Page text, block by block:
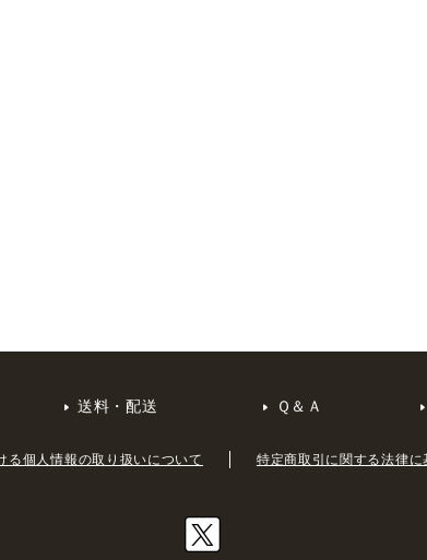
送料・配送 Ｑ＆Ａ
る個人情報の取り扱いについて 特定商取引に関する法律に